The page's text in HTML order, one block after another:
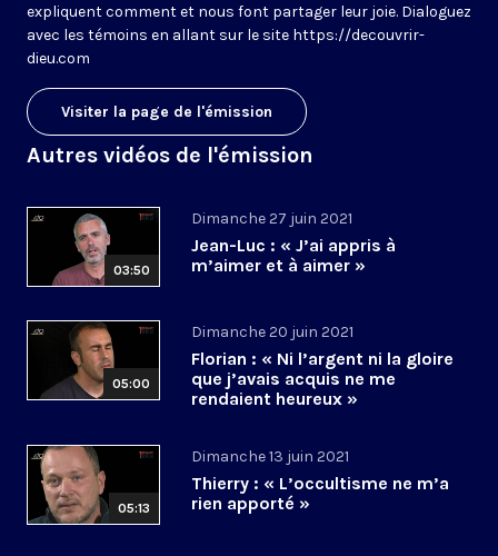
expliquent comment et nous font partager leur joie. Dialoguez
avec les témoins en allant sur le site https://decouvrir-
dieu.com
Visiter la page de l'émission
Autres vidéos de l'émission
03:50
Dimanche 27 juin 2021
Jean-Luc : « J’ai appris à
m’aimer et à aimer »
05:00
Dimanche 20 juin 2021
Florian : « Ni l’argent ni la gloire
que j’avais acquis ne me
rendaient heureux »
05:13
Dimanche 13 juin 2021
Thierry : « L’occultisme ne m’a
rien apporté »